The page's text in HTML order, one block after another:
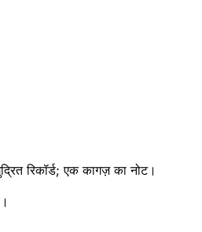
रिकॉर्ड; एक कागज़ का नोट।